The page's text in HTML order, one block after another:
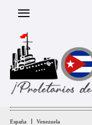
España Venezuela